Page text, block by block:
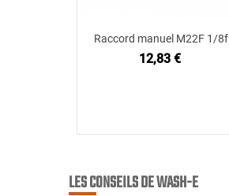
Ajouter au panier
Raccord manuel M22F 1/8f
12,83 €
LES CONSEILS DE WASH-E